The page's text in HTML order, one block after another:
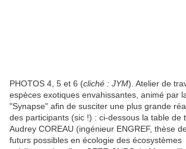
PHOTOS 4, 5 et 6 (cliché : JYM). Atelier de
espèces exotiques envahissantes, animé par
"Synapse" afin de susciter une plus grande
des participants (sic !) : ci-dessous la table de
Audrey COREAU (ingénieur ENGREF, thèse
futurs possibles en écologie des écosystèmes